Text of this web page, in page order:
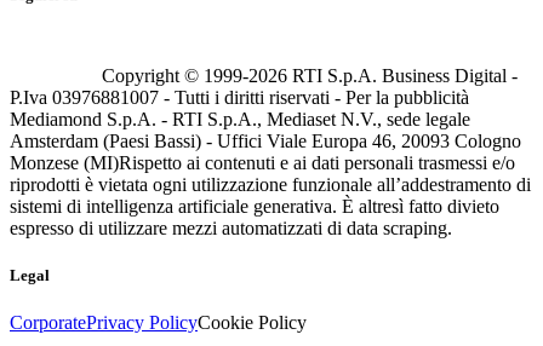
Copyright © 1999-2026 RTI S.p.A. Business Digital -
P.Iva 03976881007 - Tutti i diritti riservati - Per la pubblicità
Mediamond S.p.A. - RTI S.p.A., Mediaset N.V., sede legale
Amsterdam (Paesi Bassi) - Uffici Viale Europa 46, 20093 Cologno
Monzese (MI)Rispetto ai contenuti e ai dati personali trasmessi e/o
riprodotti è vietata ogni utilizzazione funzionale all’addestramento di
sistemi di intelligenza artificiale generativa. È altresì fatto divieto
espresso di utilizzare mezzi automatizzati di data scraping.
Legal
CorporatePrivacy PolicyCookie Policy